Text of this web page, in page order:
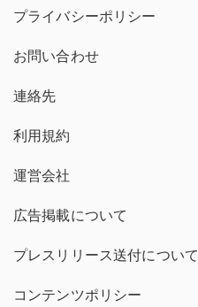
プライバシーポリシー
お問い合わせ
連絡先
利用規約
運営会社
広告掲載について
プレスリリース送付について
コンテンツポリシー